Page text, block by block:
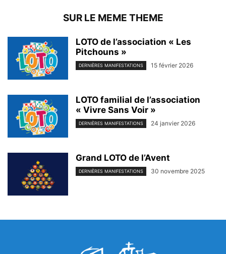
SUR LE MEME THEME
LOTO de l’association « Les
Pitchouns »
DERNIÈRES MANIFESTATIONS 15 février 2026
LOTO familial de l’association
« Vivre Sans Voir »
DERNIÈRES MANIFESTATIONS 24 janvier 2026
Grand LOTO de l’Avent
DERNIÈRES MANIFESTATIONS 30 novembre 2025